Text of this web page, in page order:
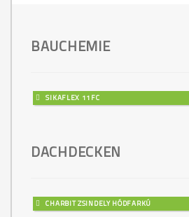
BAUCHEMIE
SIKAFLEX 11FC
DACHDECKEN
CHARBIT ZSINDELY HÓDFARKÚ